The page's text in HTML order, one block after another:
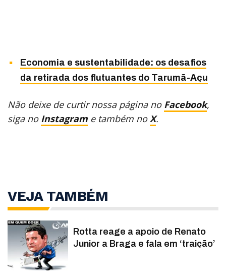
Economia e sustentabilidade: os desafios
da retirada dos flutuantes do Tarumã-Açu
Não deixe de curtir nossa página no Facebook,
siga no Instagram e também noX.
VEJA TAMBÉM
Rotta reage a apoio de Renato
Junior a Braga e fala em ‘traição’